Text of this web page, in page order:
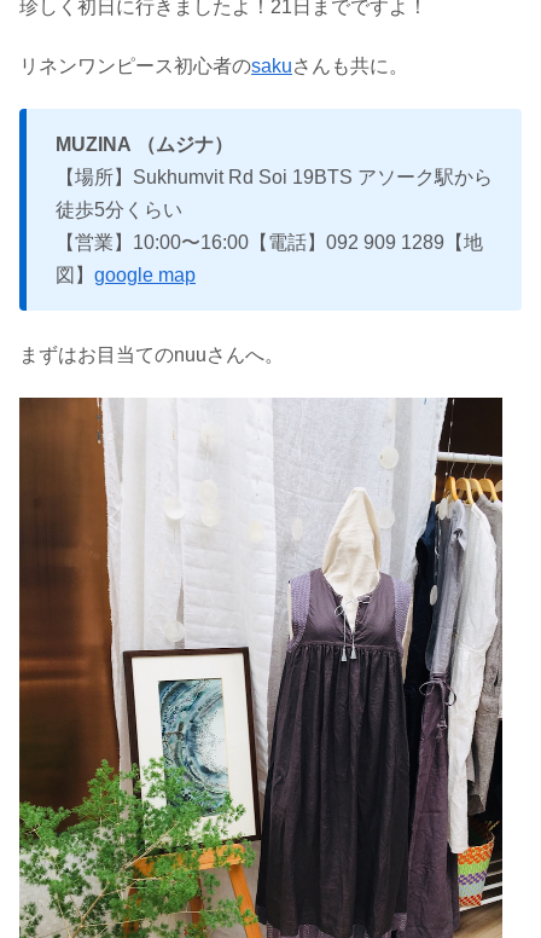
珍しく初日に行きましたよ！21日までですよ！
リネンワンピース初心者のsakuさんも共に。
MUZINA
（ムジナ）
【場所】Sukhumvit Rd Soi 19BTS アソーク駅から
徒歩5分くらい
【営業】10:00〜16:00 【電話】092 909 1289 【地
図】 google map
まずはお目当てのnuuさんへ。